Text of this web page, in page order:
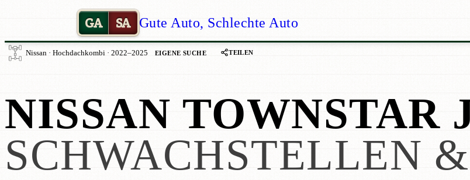
GA SA Gute Auto, Schlechte Auto
Nissan · Hochdachkombi · 2022–2025 EIGENE SUCHE TEILEN
NISSAN TOWNSTAR
SCHWACHSTELLEN